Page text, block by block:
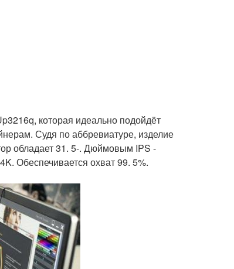
которая идеально подойдёт
Судя по аббревиатуре, изделие
обладает 31. 5-. Дюймовым IPS -
Обеспечивается охват 99. 5%.